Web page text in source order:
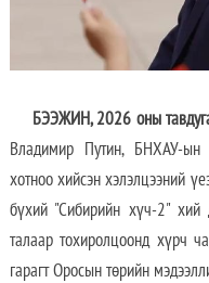
БЭЭЖИН, 2026 оны
Владимир Путин, БНХАУ-
хотноо хийсэн хэлэлцээний
бүхий "Сибирийн хүч-2"
талаар тохиролцоонд хүрч
гарагт Оросын төрийн